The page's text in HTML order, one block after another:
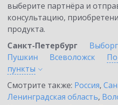
выберите партнёра и
консультацию,
продукта.
Санкт-Петербург
Выборг
Пушкин
Всеволожск
пункты
Смотрите также: Россия,
Ленинградская область,